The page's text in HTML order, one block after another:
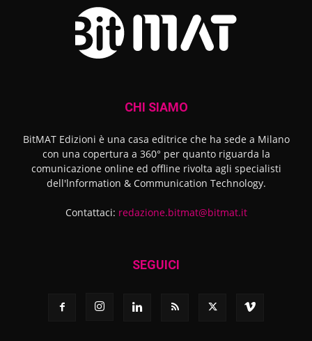
CHI SIAMO
BitMAT Edizioni è una casa editrice che ha sede a Milano
con una copertura a 360° per quanto riguarda la
comunicazione online ed offline rivolta agli specialisti
dell'lnformation & Communication Technology.
Contattaci: redazione.bitmat@bitmat.it
SEGUICI